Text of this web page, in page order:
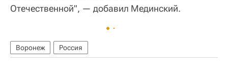
Отечественной", — добавил Мединский.
Воронеж Россия